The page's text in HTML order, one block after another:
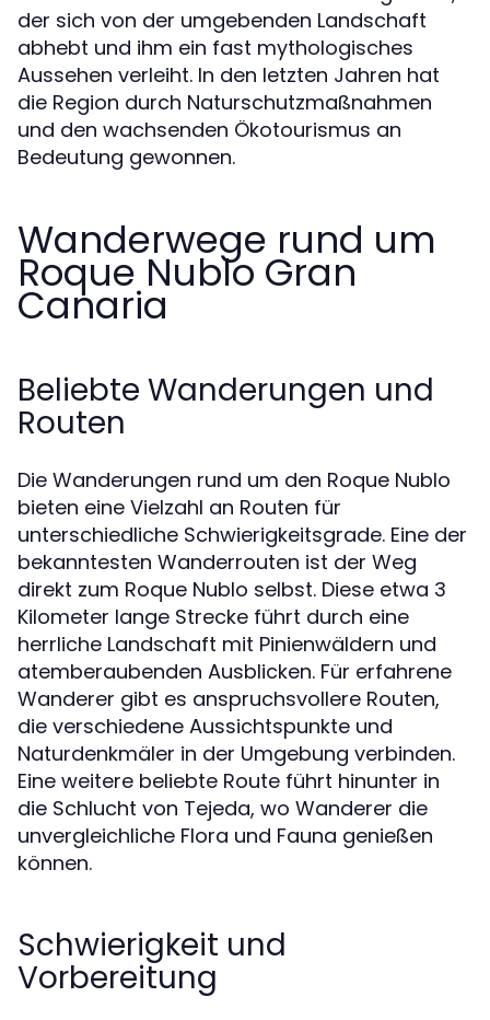
der sich von der umgebenden Landschaft
abhebt und ihm ein fast mythologisches
Aussehen verleiht. In den letzten Jahren hat
die Region durch Naturschutzmaßnahmen
und den wachsenden Ökotourismus an
Bedeutung gewonnen.
Wanderwege rund um
Roque Nublo Gran
Canaria
Beliebte Wanderungen und
Routen
Die Wanderungen rund um den Roque Nublo
bieten eine Vielzahl an Routen für
unterschiedliche Schwierigkeitsgrade. Eine der
bekanntesten Wanderrouten ist der Weg
direkt zum Roque Nublo selbst. Diese etwa 3
Kilometer lange Strecke führt durch eine
herrliche Landschaft mit Pinienwäldern und
atemberaubenden Ausblicken. Für erfahrene
Wanderer gibt es anspruchsvollere Routen,
die verschiedene Aussichtspunkte und
Naturdenkmäler in der Umgebung verbinden.
Eine weitere beliebte Route führt hinunter in
die Schlucht von Tejeda, wo Wanderer die
unvergleichliche Flora und Fauna genießen
können.
Schwierigkeit und
Vorbereitung